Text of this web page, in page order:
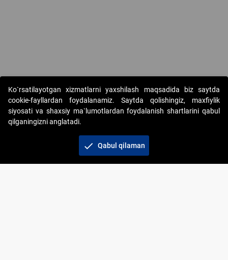
Copyright © 2017-2026. "Elektron onlayn-auksionlarni tashkil etish"
AJ. Barcha huquqlar himoyalangan
+998 71 202-21-11
Ko`rsatilayotgan xizmatlarni yaxshilash maqsadida biz saytda
cookie-fayllardan foydalanamiz. Saytda qolishingiz, maxfiylik
siyosati va shaxsiy ma`lumotlardan foydalanish shartlarini qabul
qilganingizni anglatadi.
check Qabul qilaman